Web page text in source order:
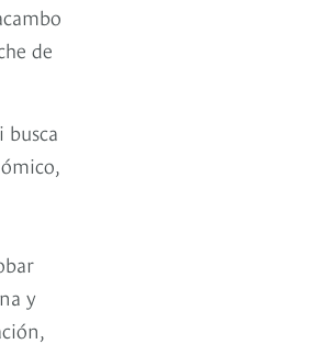
de
busca
y